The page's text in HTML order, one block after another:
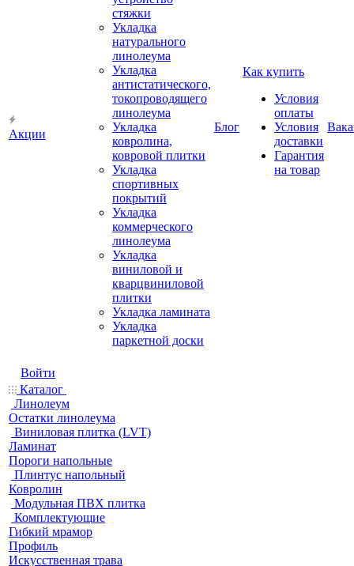
Акции
стяжки
Укладка
натурального
линолеума
Укладка
антистатического,
токопроводящего
линолеума
Укладка
ковролина,
ковровой плитки
Укладка
спортивных
покрытий
Укладка
коммерческого
линолеума
Укладка
виниловой и
кварцвиниловой
плитки
Укладка ламината
Укладка
паркетной доски
Блог
Как купить
Условия
оплаты
Условия
доставки
Гарантия
на товар
Войти
Каталог
Линолеум
Остатки линолеума
Виниловая плитка (LVT)
Ламинат
Пороги напольные
Плинтус напольный
Ковролин
Модульная ПВХ плитка
Комплектующие
Гибкий мрамор
Профиль
Искусственная трава